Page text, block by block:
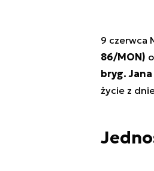
9 czerwca
86/MON)
bryg.
życie z